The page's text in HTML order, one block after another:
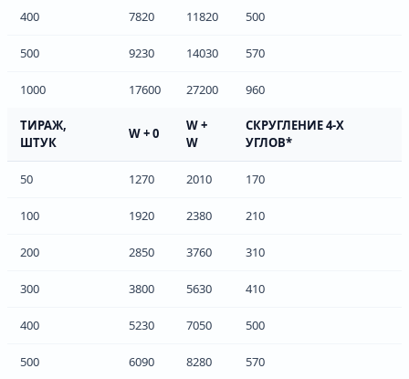
400 7820 11820 500
500 9230 14030 570
1000 17600 27200 960
ТИРАЖ,
ШТУК
W + 0
W +
W
СКРУГЛЕНИЕ 4-Х
УГЛОВ*
50 1270 2010 170
100 1920 2380 210
200 2850 3760 310
300 3800 5630 410
400 5230 7050 500
500 6090 8280 570